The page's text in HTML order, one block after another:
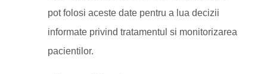
pot folosi aceste date pentru a lua decizii
informate privind tratamentul si monitorizarea
pacientilor.